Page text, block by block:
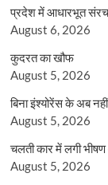
प्रदेश में आधारभूत
August 6, 2026
कुदरत का खौफ
August 5, 2026
बिना इंश्योरेंस के अब
August 5, 2026
चलती कार में लगी
August 5, 2026